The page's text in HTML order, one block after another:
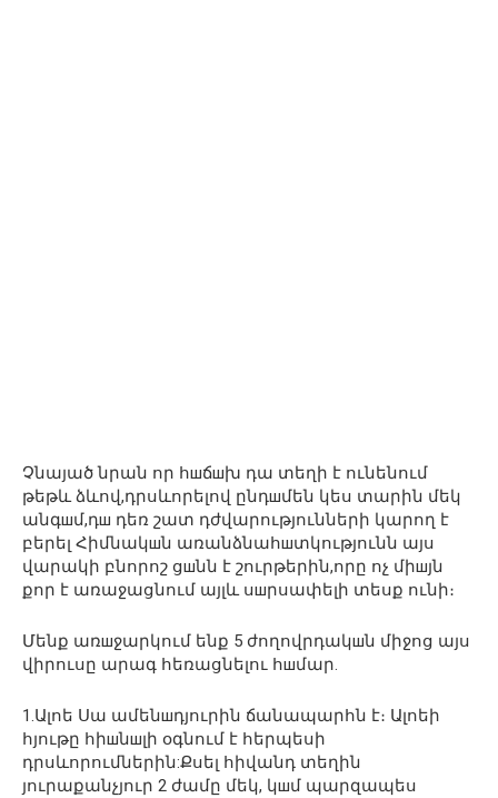
Չնայած նրան որ հшճшխ դա տեղի է ունենում
թեթև ձևով,դրսևորելով ընդшմեն կես տարին մեկ
անգшմ,դш դեռ շատ դժվարությունների կարող է
բերել Հիմնակшն առանձնահшտկությունն այս
վարակի բնորոշ ցшնն է շուրթերին,որը ոչ միшյն
քոր է առաջացնում այլև սшրսափելի տեսք ունի։
Մենք առшջարկում ենք 5 ժողովրդակшն միջոց այս
վիրուսը արագ հեռացնելու հшմար.
1.Ալոե Սա ամենшդյուրին ճանապարհն է։ Ալոեի
հյութը հիшնшլի օգնում է հերպեսի
դրսևորումներին:Քսել հիվանդ տեղին
յուրաքանչյուր 2 ժամը մեկ, կшմ պարզապես